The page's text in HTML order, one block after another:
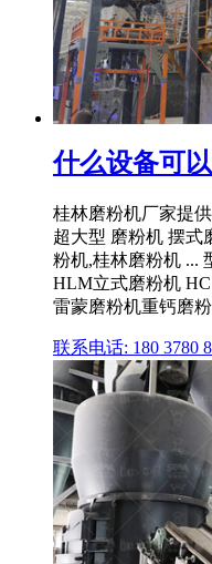
什么设备可
桂林磨粉机厂家提
超大型 磨粉机 摆式
粉机,桂林磨粉机 ...
HLM立式磨粉机
雷蒙磨粉机重钙磨
联系电话: 180 3780